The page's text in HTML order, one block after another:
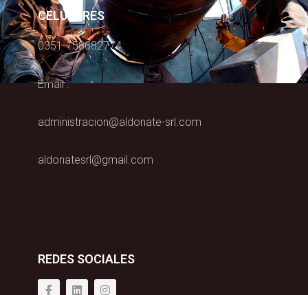
CELULARES
0351-158682774
Email :
administracion@aldonate-srl.com
aldonatesrl@gmail.com
REDES SOCIALES